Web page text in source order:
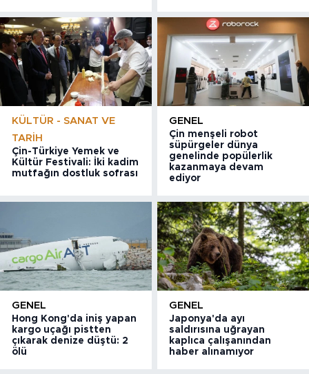
KÜLTÜR - SANAT VE
TARIH
Çin-Türkiye Yemek ve
Kültür Festivali: İki kadim
mutfağın dostluk sofrası
GENEL
Çin menşeli robot
süpürgeler dünya
genelinde popülerlik
kazanmaya devam
ediyor
GENEL
Hong Kong'da iniş yapan
kargo uçağı pistten
çıkarak denize düştü: 2
ölü
GENEL
Japonya'da ayı
saldırısına uğrayan
kaplıca çalışanından
haber alınamıyor